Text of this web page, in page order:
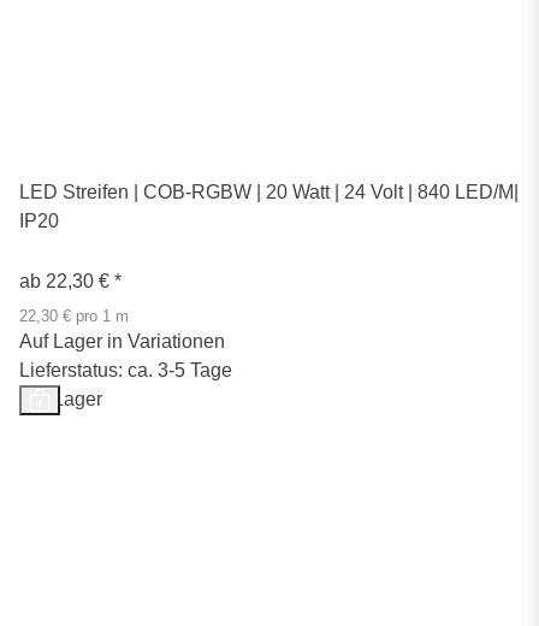
LED Streifen | COB-RGBW | 20 Watt | 24 Volt | 840 LED/M|
IP20
ab 22,30 € *
22,30 € pro 1 m
Auf Lager in Variationen
Lieferstatus: ca. 3-5 Tage
Auf Lager